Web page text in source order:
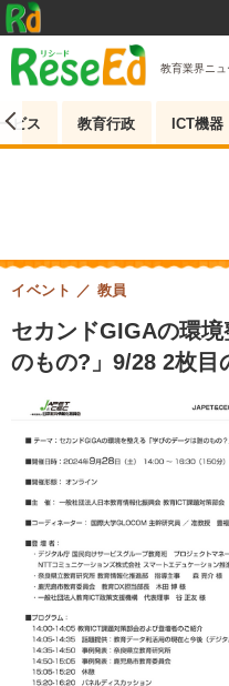
教育業界ニュ
ビス 教育行政 ICT機器
セカンドGIGAの環
のもの?」9/28 2枚目
イベント 教員